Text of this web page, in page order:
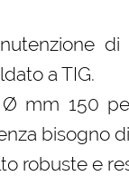
a TIG.
mm 150
bisogno
robuste e